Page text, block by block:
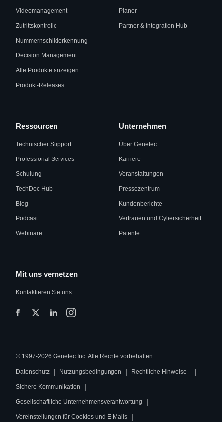
Videomanagement
Zutrittskontrolle
Nummernschilderkennung
Decision Management
Alle Produkte anzeigen
Produkt-Releases
Planer
Partner & Integration Hub
Ressourcen
Technischer Support
Professional Services
Schulung
TechDoc Hub
Blog
Podcast
Webinare
Unternehmen
Über Genetec
Karriere
Veranstaltungen
Pressezentrum
Kundenberichte
Vertrauen und Cybersicherheit
Patente
Mit uns vernetzen
Kontaktieren Sie uns
© 1997-2026 Genetec Inc. Alle Rechte vorbehalten.
Datenschutz | Nutzungsbedingungen | Rechtliche Hinweise |
Sichere Kommunikation |
Gesellschaftliche Unternehmensverantwortung |
Voreinstellungen für Cookies und E-Mails |